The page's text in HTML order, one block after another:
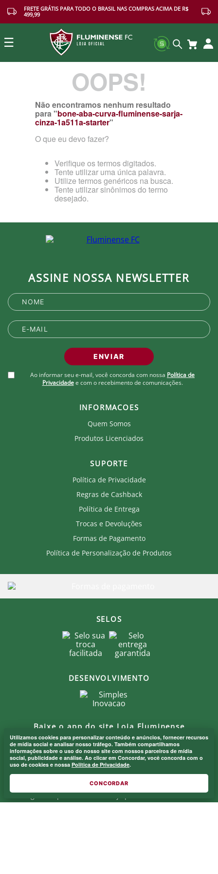
FRETE GRÁTIS PARA TODO O BRASIL NAS COMPRAS ACIMA DE R$
499,99
☰
×
Onde eu sou de casa.
Laranjeiras 1902.
Utilizamos cookies para personalizar conteúdo e anúncios, fornecer recursos
de mídia social e analisar nosso tráfego. Também compartilhamos
informações sobre o uso do nosso site com nossos parceiros de mídia
social, publicidade e análise. Ao clicar em Concordar, você concorda com o
uso de cookies e nossa Política de Privacidade.
CONCORDAR
OOPS!
Não encontramos nenhum resultado
para "bone-aba-curva-fluminense-sarja-
cinza-1a511a-starter"
O que eu devo fazer?
Verifique os termos digitados.
Tente utilizar uma única palavra.
Utilize termos genéricos na busca.
Tente utilizar sinônimos do termo
desejado.
ASSINE NOSSA NEWSLETTER
ENVIAR
Ao informar seu e-mail, você concorda com nossa Política de
Privacidade e com o recebimento de comunicações.
Na Loja Oficial do Fluminense, você encontra produtos
exclusivos para torcer, comemorar e representar todo o
orgulho e paixão Tricolor. Seja parte desta história e
INFORMACOES
Quem Somos
Produtos Licenciados
SUPORTE
Política de Privacidade
Regras de Cashback
Política de Entrega
Trocas e Devoluções
Formas de Pagamento
Política de Personalização de Produtos
SELOS
DESENVOLVIMENTO
Baixe o app do site Loja Fluminense